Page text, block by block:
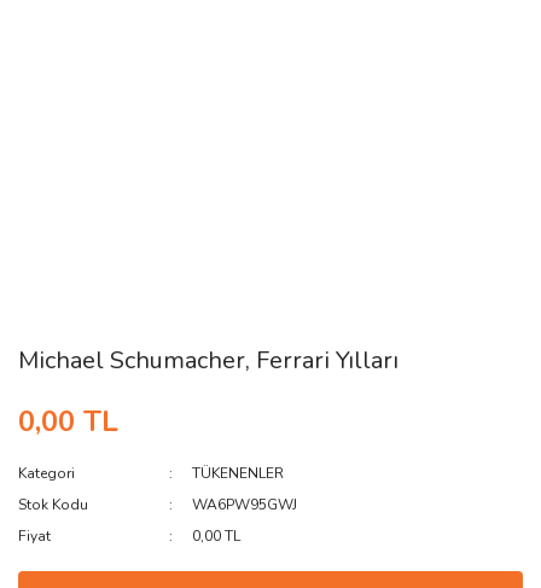
Michael Schumacher, Ferrari Yılları
0,00 TL
Kategori
TÜKENENLER
Stok Kodu
WA6PW95GWJ
Fiyat
0,00 TL